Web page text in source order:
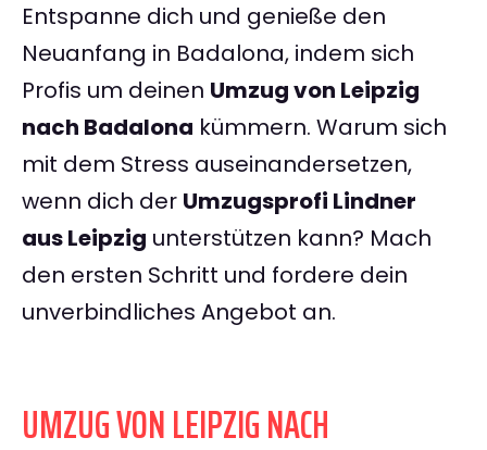
Entspanne dich und genieße den
Neuanfang in Badalona, indem sich
Profis um deinen Umzug von Leipzig
nach Badalona kümmern. Warum sich
mit dem Stress auseinandersetzen,
wenn dich der Umzugsprofi Lindner
aus Leipzig unterstützen kann? Mach
den ersten Schritt und fordere dein
unverbindliches Angebot an.
UMZUG VON LEIPZIG NACH